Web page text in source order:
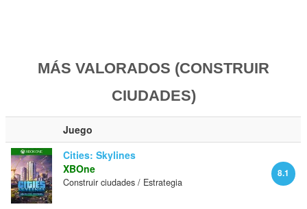
MÁS VALORADOS (CONSTRUIR
CIUDADES)
Juego
Cities: Skylines
8.1
XBOne
Construir ciudades / Estrategia